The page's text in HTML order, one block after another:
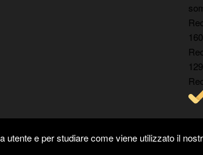
160
e per studiare come viene utilizzato il